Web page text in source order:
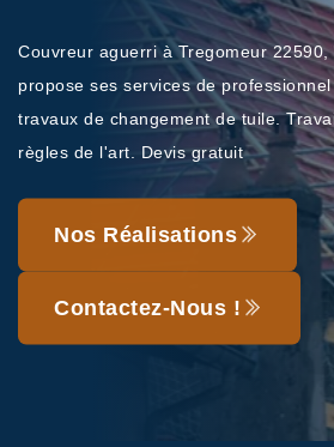
Couvreur aguerri à Tregomeur 22590,
propose ses services de professionnel
travaux de changement de tuile.
règles de l'art. Devis gratuit
Nos Réalisations
Contactez-Nous !